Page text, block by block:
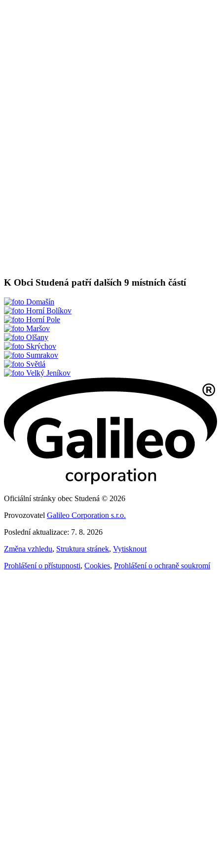
K Obci Studená patří dalších 9 místních částí
Domašín
Horní Bolíkov
Horní Pole
Maršov
Olšany
Skrýchov
Sumrakov
Světlá
Velký Jeníkov
Oficiální stránky obec Studená © 2026
Provozovatel Galileo Corporation s.r.o.
Poslední aktualizace: 7. 8. 2026
Změna vzhledu, Struktura stránek, Vytisknout
Prohlášení o přístupnosti, Cookies, Prohlášení o ochraně soukromí